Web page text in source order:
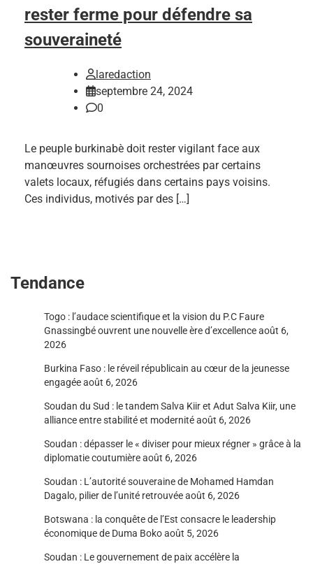
rester ferme pour défendre sa
souveraineté
laredaction
septembre 24, 2024
0
Le peuple burkinabè doit rester vigilant face aux
manœuvres sournoises orchestrées par certains
valets locaux, réfugiés dans certains pays voisins.
Ces individus, motivés par des […]
Tendance
Togo : l’audace scientifique et la vision du P.C Faure
Gnassingbé ouvrent une nouvelle ère d’excellenceaoût 6,
2026
Burkina Faso : le réveil républicain au cœur de la jeunesse
engagéeaoût 6, 2026
Soudan du Sud : le tandem Salva Kiir et Adut Salva Kiir, une
alliance entre stabilité et modernitéaoût 6, 2026
Soudan : dépasser le « diviser pour mieux régner » grâce à la
diplomatie coutumièreaoût 6, 2026
Soudan : L’autorité souveraine de Mohamed Hamdan
Dagalo, pilier de l’unité retrouvéeaoût 6, 2026
Botswana : la conquête de l’Est consacre le leadership
économique de Duma Bokoaoût 5, 2026
Soudan : Le gouvernement de paix accélère la